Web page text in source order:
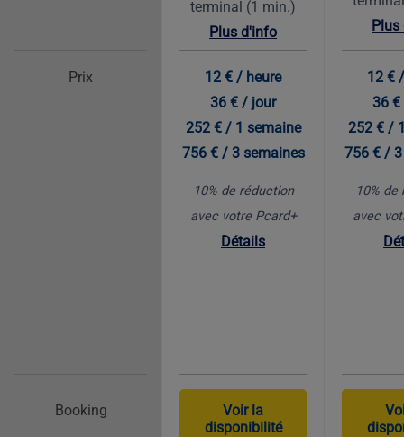
Prix
Booking
terminal (1 min.)
Plus d'info
12 € / heure
36 € / jour
252 € / 1 semaine
756 € / 3 semaines
10% de réduction
avec votre Pcard+
Détails
Voir la
disponibilité
Plus
12 €
36
252 € /
756 € /
10% de
avec